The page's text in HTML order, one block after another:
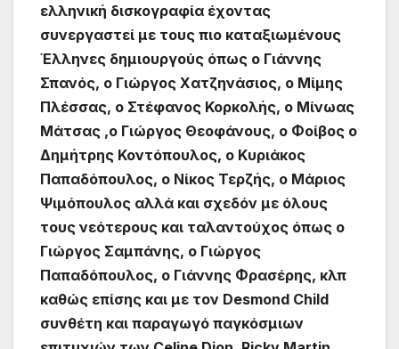
ελληνική δισκογραφία έχοντας
συνεργαστεί με τους πιο καταξιωμένους
Έλληνες δημιουργούς όπως ο Γιάννης
Σπανός, ο Γιώργος Χατζηνάσιος, ο Μίμης
Πλέσσας, ο Στέφανος Κορκολής, ο Μίνωας
Μάτσας ,ο Γιώργος Θεοφάνους, ο Φοίβος ο
Δημήτρης Κοντόπουλος, ο Κυριάκος
Παπαδόπουλος, ο Νίκος Τερζής, ο Μάριος
Ψιμόπουλος αλλά και σχεδόν με όλους
τους νεότερους και ταλαντούχος όπως ο
Γιώργος Σαμπάνης, ο Γιώργος
Παπαδόπουλος, ο Γιάννης Φρασέρης, κλπ
καθώς επίσης και με τον Desmond Child
συνθέτη και παραγωγό παγκόσμιων